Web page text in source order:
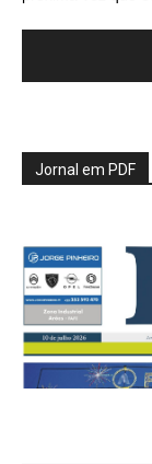
Jornal em PDF